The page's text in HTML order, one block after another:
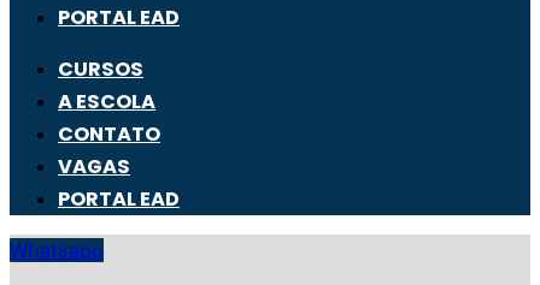
PORTAL EAD
CURSOS
A ESCOLA
CONTATO
VAGAS
PORTAL EAD
Whatsapp